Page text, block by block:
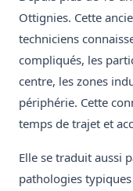
Ottignies. Cette
techniciens
compliqués, les
centre, les zones
périphérie. Cette
temps de trajet et
Elle se traduit aussi
pathologies